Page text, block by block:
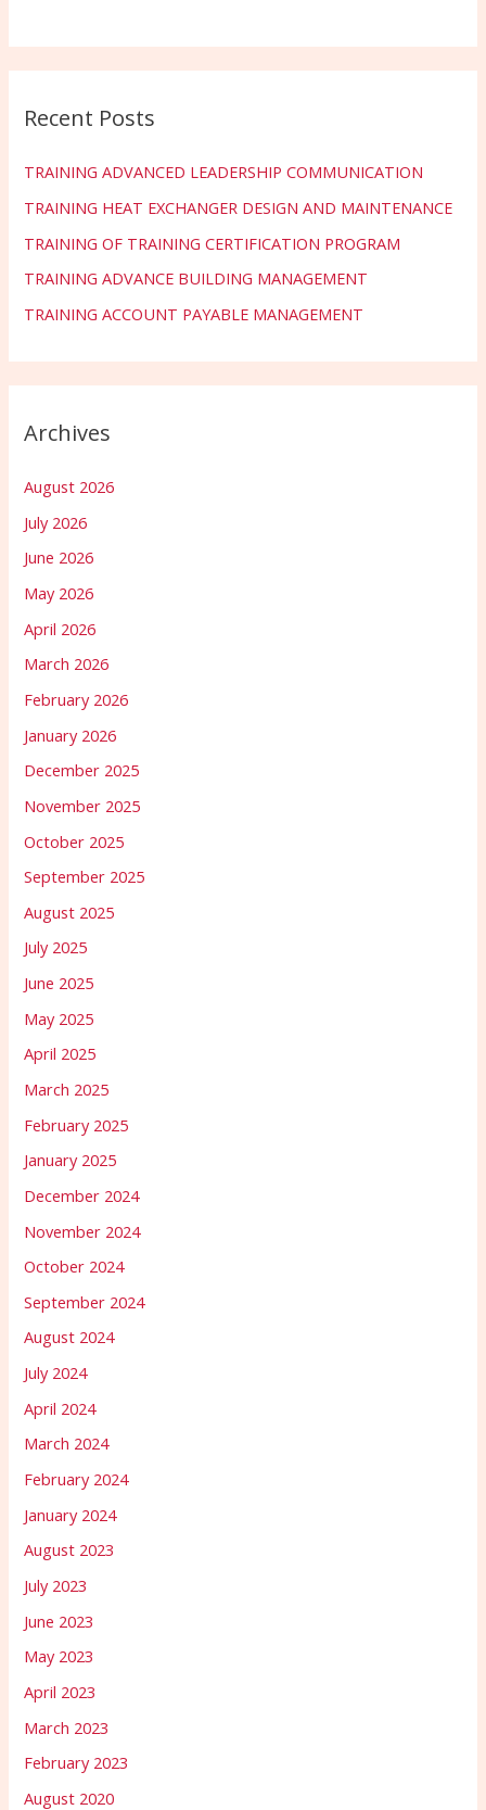
Recent Posts
TRAINING ADVANCED LEADERSHIP COMMUNICATION
TRAINING HEAT EXCHANGER DESIGN AND MAINTENANCE
TRAINING OF TRAINING CERTIFICATION PROGRAM
TRAINING ADVANCE BUILDING MANAGEMENT
TRAINING ACCOUNT PAYABLE MANAGEMENT
Archives
August 2026
July 2026
June 2026
May 2026
April 2026
March 2026
February 2026
January 2026
December 2025
November 2025
October 2025
September 2025
August 2025
July 2025
June 2025
May 2025
April 2025
March 2025
February 2025
January 2025
December 2024
November 2024
October 2024
September 2024
August 2024
July 2024
April 2024
March 2024
February 2024
January 2024
August 2023
July 2023
June 2023
May 2023
April 2023
March 2023
February 2023
August 2020